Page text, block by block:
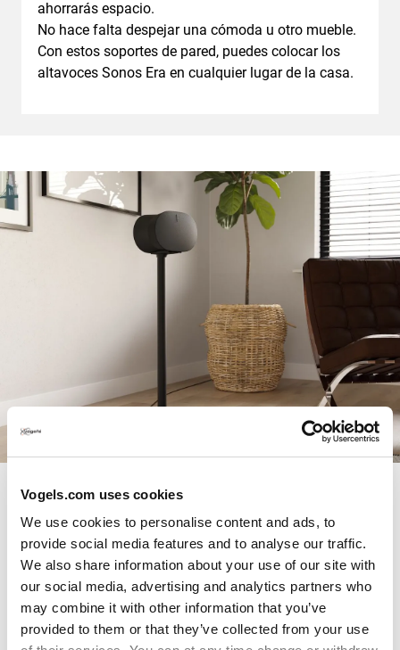
Vogels.com uses cookies
We use cookies to personalise content and ads, to
provide social media features and to analyse our traffic.
We also share information about your use of our site with
our social media, advertising and analytics partners who
may combine it with other information that you’ve
provided to them or that they’ve collected from your use
ahorrarás espacio.
No hace falta despejar una cómoda u otro mueble.
Con estos soportes de pared, puedes colocar los
altavoces Sonos Era en cualquier lugar de la casa.
¿Qué elegir: soportes de pie
o de pared para los
altavoces Sonos Era?
Los soportes de pie y de pared son excelentes opciones